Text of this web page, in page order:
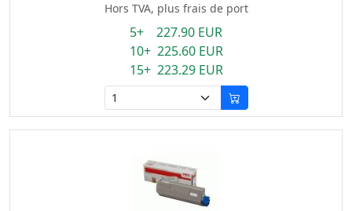
Hors TVA, plus frais de port
5+ 227.90 EUR
10+ 225.60 EUR
15+ 223.29 EUR